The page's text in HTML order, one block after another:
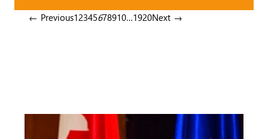
← Previous12345678910…1920Next →